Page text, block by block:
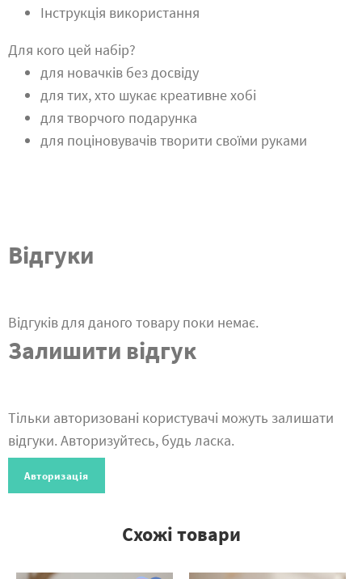
Інструкція використання
Для кого цей набір?
для новачків без досвіду
для тих, хто шукає креативне хобі
для творчого подарунка
для поціновувачів творити своїми руками
Відгуки
Відгуків для даного товару поки немає.
Залишити відгук
Тільки авторизовані користувачі можуть залишати
відгуки. Авторизуйтесь, будь ласка.
Авторизація
Схожі товари